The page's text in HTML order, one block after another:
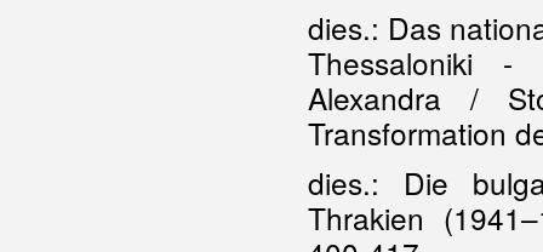
dies.: Das
Thessaloniki -
Alexandra /
Transformation
dies.: Die
Thrakien